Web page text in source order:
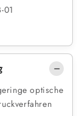
01
optische